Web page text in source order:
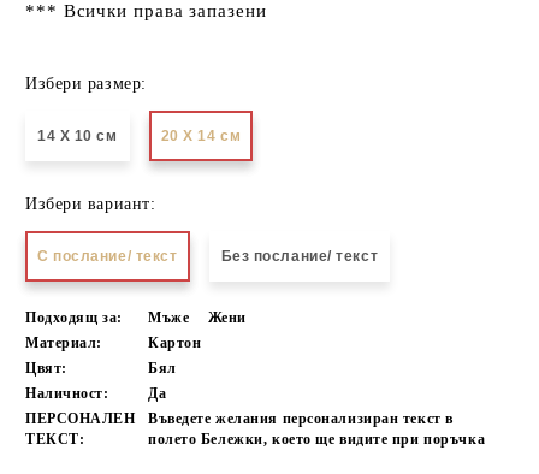
*** Всички права запазени
Избери размер:
14 Х 10 см 20 Х 14 см
Избери вариант:
С послание/ текст Без послание/ текст
Подходящ за: Мъже
Жени
Материал:
Картон
Цвят:
Бял
Наличност:
Да
ПЕРСОНАЛЕН
ТЕКСТ:
Въведете желания персонализиран текст в
полето Бележки, което ще видите при поръчка